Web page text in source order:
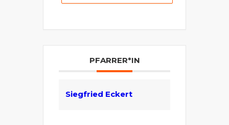
PFARRER*IN
Siegfried Eckert